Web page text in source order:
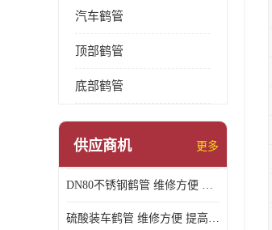
汽车鹤管
顶部鹤管
底部鹤管
供应商机 更多
DN80不锈钢鹤管 维修方便 提高输送效率
硫酸装车鹤管 维修方便 提高输送效率